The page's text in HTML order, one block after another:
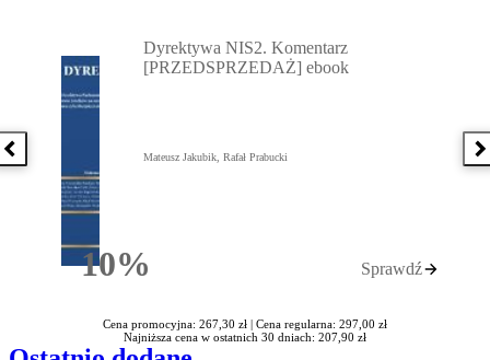
Poprzednia książka
10%Rabatu
Dyrektywa NIS2. Komentarz
[PRZEDSPRZEDAŻ] ebook
Mateusz Jakubik, Rafał Prabucki
Sprawdź
Cena promocyjna: 267,30 zł | Cena regularna: 297,00 zł
Najniższa cena w ostatnich 30 dniach: 207,90 zł